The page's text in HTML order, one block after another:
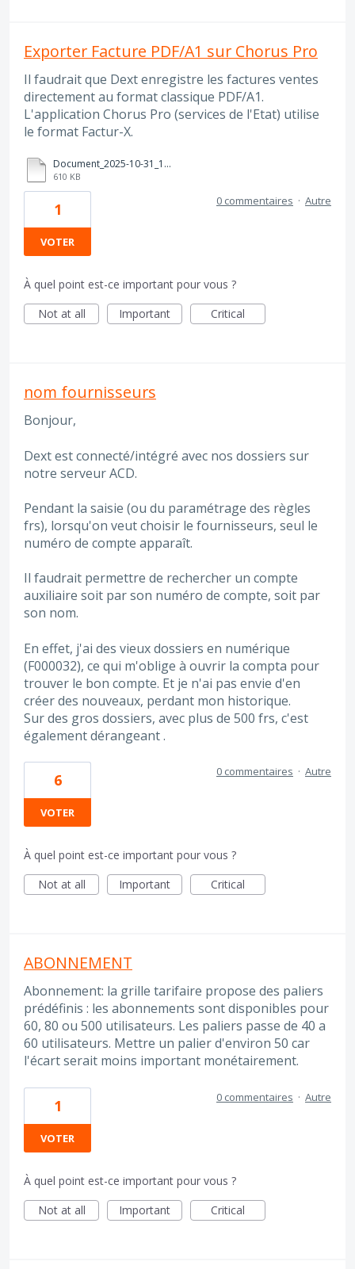
Exporter Facture PDF/A1 sur Chorus Pro
Il faudrait que Dext enregistre les factures ventes
directement au format classique PDF/A1.
L'application Chorus Pro (services de l'Etat) utilise
le format Factur-X.
Document_2025-10-31_141613.pdf
610 KB
1
VOTER
0 commentaires · Autre
À quel point est-ce important pour vous ?
Not at all
Important Critical
nom fournisseurs
Bonjour,
Dext est connecté/intégré avec nos dossiers sur
notre serveur ACD.
Pendant la saisie (ou du paramétrage des règles
frs), lorsqu'on veut choisir le fournisseurs, seul le
numéro de compte apparaît.
Il faudrait permettre de rechercher un compte
auxiliaire soit par son numéro de compte, soit par
son nom.
En effet, j'ai des vieux dossiers en numérique
(F000032), ce qui m'oblige à ouvrir la compta pour
trouver le bon compte. Et je n'ai pas envie d'en
créer des nouveaux, perdant mon historique.
Sur des gros dossiers, avec plus de 500 frs, c'est
également dérangeant .
6
VOTER
0 commentaires · Autre
À quel point est-ce important pour vous ?
Not at all
Important Critical
ABONNEMENT
Abonnement: la grille tarifaire propose des paliers
prédéfinis : les abonnements sont disponibles pour
60, 80 ou 500 utilisateurs. Les paliers passe de 40 a
60 utilisateurs. Mettre un palier d'environ 50 car
l'écart serait moins important monétairement.
1
VOTER
0 commentaires · Autre
À quel point est-ce important pour vous ?
Not at all
Important Critical